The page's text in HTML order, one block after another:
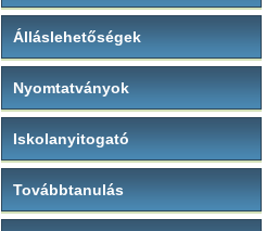
Álláslehetőségek
Nyomtatványok
Iskolanyitogató
Továbbtanulás